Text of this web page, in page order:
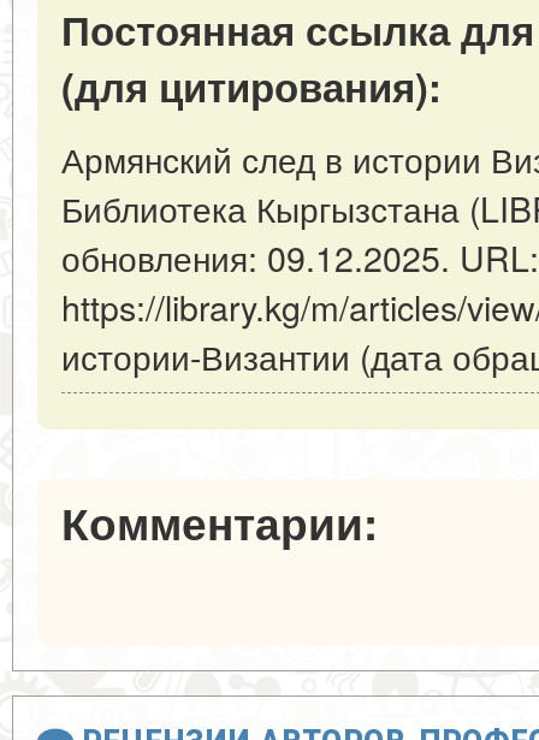
Постоянная ссылка
(для цитирования):
Армянский след в истории
Библиотека Кыргызстана
обновления: 09.12.2025. URL:
https://library.kg/m/articles/
истории-Византии (дата
Комментарии: